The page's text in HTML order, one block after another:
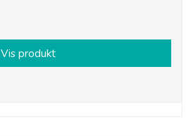
Vis produkt